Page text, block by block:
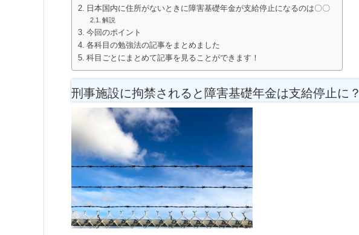
日本国内に住所がないときに障害基礎年金が支給停止になるのは〇〇
解説
今回のポイント
各科目の勉強法の記事をまとめました
科目ごとにまとめて記事を見ることができます！
刑事施設に拘禁されると障害基礎年金は支給停止に？